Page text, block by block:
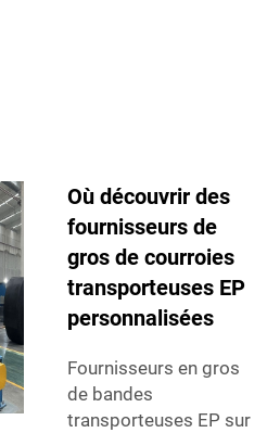
Où découvrir des
fournisseurs de
gros de courroies
transporteuses EP
personnalisées
Fournisseurs en gros
de bandes
transporteuses EP sur